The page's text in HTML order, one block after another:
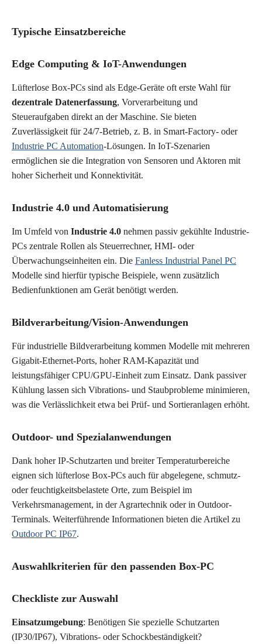
Typische Einsatzbereiche
Edge Computing & IoT-Anwendungen
Lüfterlose Box-PCs sind als Edge-Geräte oft erste Wahl für
dezentrale Datenerfassung, Vorverarbeitung und
Steueraufgaben direkt an der Maschine. Sie bieten
Zuverlässigkeit für 24/7-Betrieb, z. B. in Smart-Factory- oder
Industrie PC Automation-Lösungen. In IoT-Szenarien
ermöglichen sie die Integration von Sensoren und Aktoren mit
hoher Sicherheit und Konnektivität.
Industrie 4.0 und Automatisierung
Im Umfeld von Industrie 4.0 nehmen passiv gekühlte Industrie-
PCs zentrale Rollen als Steuerrechner, HMI- oder
Überwachungseinheiten ein. Die Fanless Industrial Panel PC
Modelle sind hierfür typische Beispiele, wenn zusätzlich
Bedienfunktionen am Gerät benötigt werden.
Bildverarbeitung/Vision-Anwendungen
Für industrielle Bildverarbeitung kommen Modelle mit mehreren
Gigabit-Ethernet-Ports, hoher RAM-Kapazität und
leistungsfähiger CPU/GPU-Einheit zum Einsatz. Dank passiver
Kühlung lassen sich Vibrations- und Staubprobleme minimieren,
was die Verlässlichkeit etwa bei Prüf- und Sortieranlagen erhöht.
Outdoor- und Spezialanwendungen
Dank hoher IP-Schutzarten und breiter Temperaturbereiche
eignen sich lüfterlose Box-PCs auch für abgelegene, schmutz-
oder feuchtigkeitsbelastete Orte, zum Beispiel im
Verkehrsmanagement, in der Agrartechnik oder in Outdoor-
Terminals. Weiterführende Informationen bieten die Artikel zu
Outdoor PC IP67.
Auswahlkriterien für den passenden Box-PC
Checkliste zur Auswahl
Einsatzumgebung: Benötigen Sie spezielle Schutzarten
(IP30/IP67), Vibrations- oder Schockbeständigkeit?